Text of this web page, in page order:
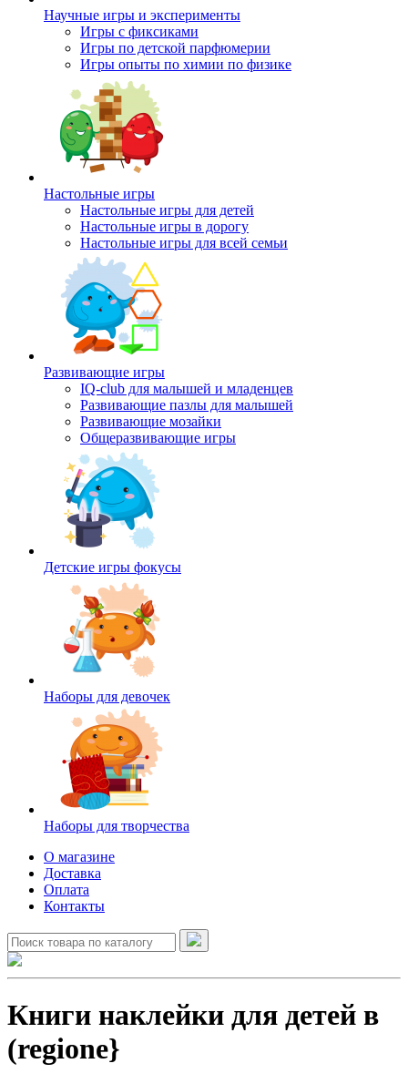
Научные игры и эксперименты
Игры с фиксиками
Игры по детской парфюмерии
Игры опыты по химии по физике
Настольные игры
Настольные игры для детей
Настольные игры в дорогу
Настольные игры для всей семьи
Развивающие игры
IQ-club для малышей и младенцев
Развивающие пазлы для малышей
Развивающие мозайки
Общеразвивающие игры
Детские игры фокусы
Наборы для девочек
Наборы для творчества
О магазине
Доставка
Оплата
Контакты
Книги наклейки для детей в
(regione}